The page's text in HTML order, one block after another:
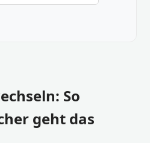
So
geht das